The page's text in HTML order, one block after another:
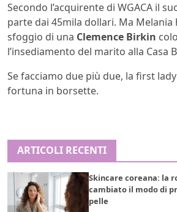
Secondo l’acquirente di WGACA il
parte dai 45mila dollari. Ma Melania
sfoggio di una Clemence Birkin
l’insediamento del marito alla Casa
Se facciamo due più due, la first
fortuna in borsette.
ARTICOLI RECENTI
Skincare coreana: la
cambiato il modo di
pelle